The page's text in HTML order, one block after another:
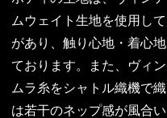
ムウェイト生地を使用し
があり、触り心地・着心
ております。また、ヴィ
ムラ糸をシャトル織機で
は若干のネップ感が風合